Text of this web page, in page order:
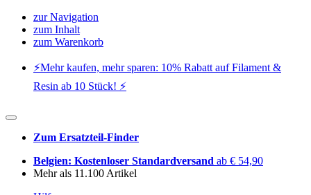
zur Navigation
zum Inhalt
zum Warenkorb
⚡️Mehr kaufen, mehr sparen: 10% Rabatt auf Filament &
Resin ab 10 Stück! ⚡️
Zum Ersatzteil-Finder
Belgien: Kostenloser Standardversand ab € 54,90
Mehr als 11.100 Artikel